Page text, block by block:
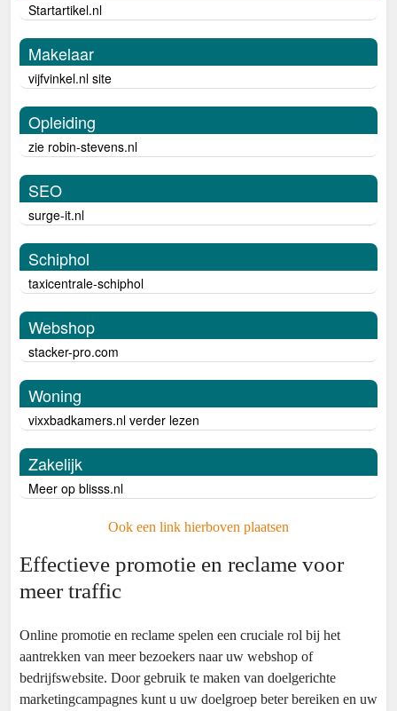
Startartikel.nl
Makelaar
vijfvinkel.nl site
Opleiding
zie robin-stevens.nl
SEO
surge-it.nl
Schiphol
taxicentrale-schiphol
Webshop
stacker-pro.com
Woning
vixxbadkamers.nl verder lezen
Zakelijk
Meer op blisss.nl
Ook een link hierboven plaatsen
Effectieve promotie en reclame voor
meer traffic
Online promotie en reclame spelen een cruciale rol bij het
aantrekken van meer bezoekers naar uw webshop of
bedrijfswebsite. Door gebruik te maken van doelgerichte
marketingcampagnes kunt u uw doelgroep beter bereiken en uw